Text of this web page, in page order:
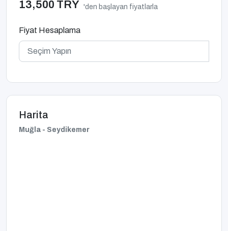
13,500 TRY 'den başlayan fiyatlarla
Fiyat Hesaplama
Harita
Muğla - Seydikemer